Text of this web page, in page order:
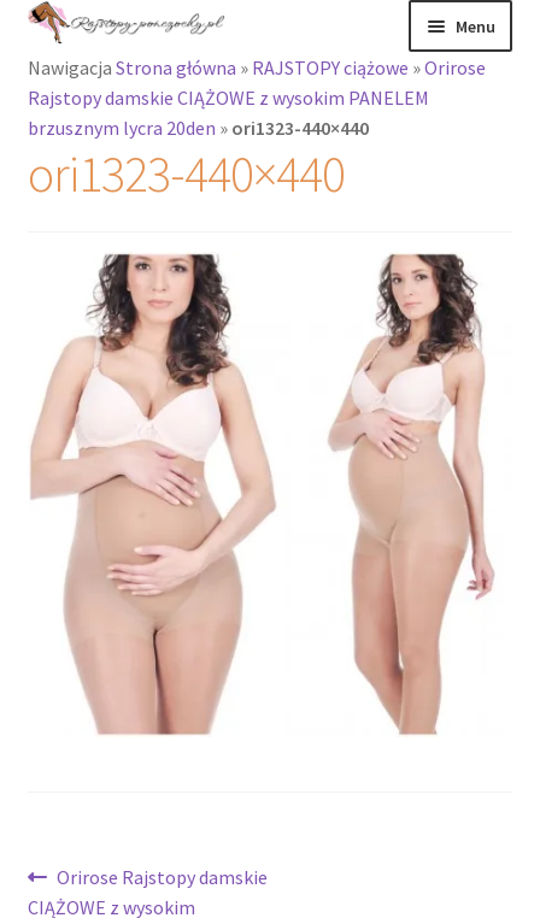
Przejdź
nawigacji
Przejdź
treści
Menu
Rajstopy
Rozwiń
menu
potomne
Podkolanówki i
skarpetki
Wszystkie
produkty
Recenzje
Rozwiń
potomne
Nawigacja Strona główna » RAJSTOPY ciążowe »Orirose
Rajstopy damskie CIĄŻOWE z wysokim PANELEM
brzusznym lycra 20den » ori1323-440×440
ori1323-440×440
Nawigacja
Poprzedni
wpis:
Orirose Rajstopy damskie
CIĄŻOWE z wysokim